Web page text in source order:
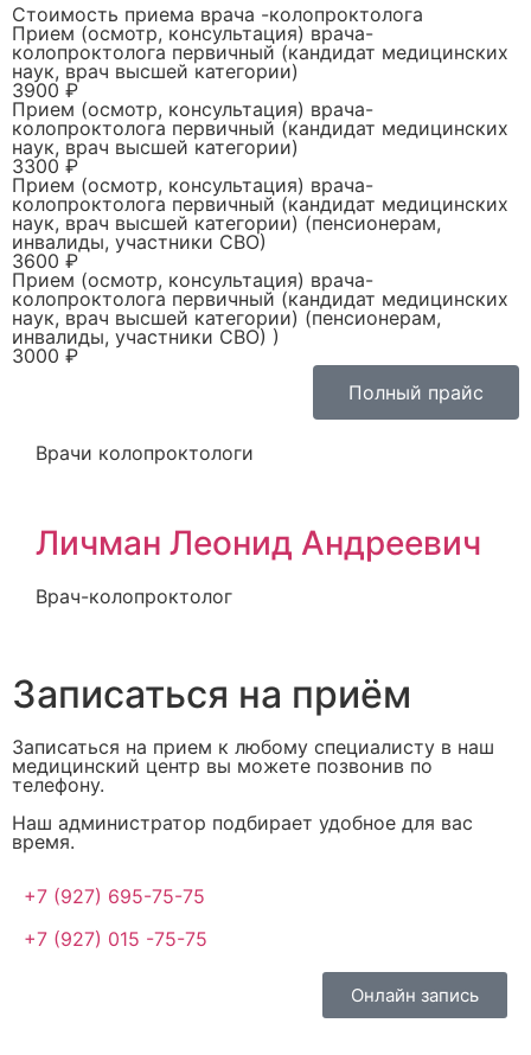
Стоимость приема врача -колопроктолога
Прием (осмотр, консультация) врача-
колопроктолога первичный (кандидат медицинских
наук, врач высшей категории)
3900 ₽
Прием (осмотр, консультация) врача-
колопроктолога первичный (кандидат медицинских
наук, врач высшей категории)
3300 ₽
Прием (осмотр, консультация) врача-
колопроктолога первичный (кандидат медицинских
наук, врач высшей категории) (пенсионерам,
инвалиды, участники СВО)
3600 ₽
Прием (осмотр, консультация) врача-
колопроктолога первичный (кандидат медицинских
наук, врач высшей категории) (пенсионерам,
инвалиды, участники СВО) )
3000 ₽
Полный прайс
Врачи колопроктологи
Личман Леонид Андреевич
Врач-колопроктолог
Записаться на приём
Записаться на прием к любому специалисту в наш
медицинский центр вы можете позвонив по
телефону.
Наш администратор подбирает удобное для вас
время.
+7 (927) 695-75-75
+7 (927) 015 -75-75
Онлайн запись